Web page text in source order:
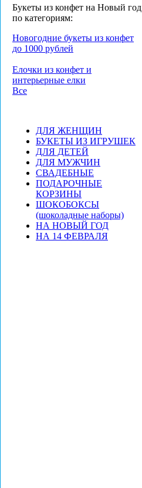
Букеты из конфет на Новый год
по категориям:
Новогодние букеты из конфет
до 1000 рублей
Елочки из конфет и
интерьерные елки
Все
ДЛЯ ЖЕНЩИН
БУКЕТЫ ИЗ ИГРУШЕК
ДЛЯ ДЕТЕЙ
ДЛЯ МУЖЧИН
СВАДЕБНЫЕ
ПОДАРОЧНЫЕ
КОРЗИНЫ
ШОКОБОКСЫ
(шоколадные наборы)
НА НОВЫЙ ГОД
НА 14 ФЕВРАЛЯ